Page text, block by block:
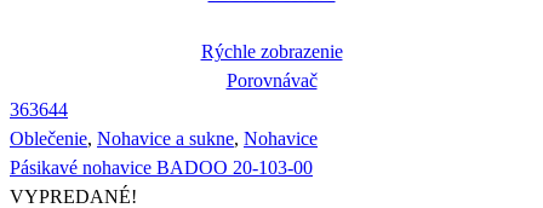
Rýchle zobrazenie
Porovnávač
363644
Oblečenie, Nohavice a sukne, Nohavice
Pásikavé nohavice BADOO 20-103-00
VYPREDANÉ!